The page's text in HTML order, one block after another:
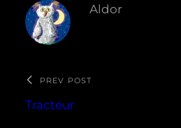
Aldor
PREV POST
Tracteur